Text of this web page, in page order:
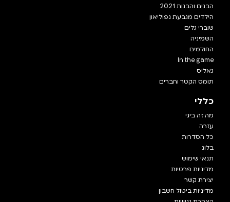
הבנים והבנות 2021
הילדים מגבעת נפוליאון
שוברי גלים
השמיניה
החולמים
In the game
גאליס
תומס הקטר וחברים
כללי
מה זה ביגי
עזרה
כל הסדרות
בלוג
תנאי שימוש
מדיניות פרטיות
יצירת קשר
מדיניות ביטול חשבון